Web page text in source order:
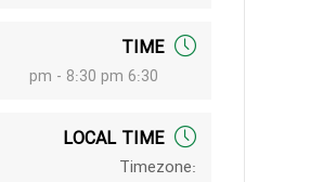
TIME
6:30 pm - 8:30 pm
LOCAL TIME
Timezone: